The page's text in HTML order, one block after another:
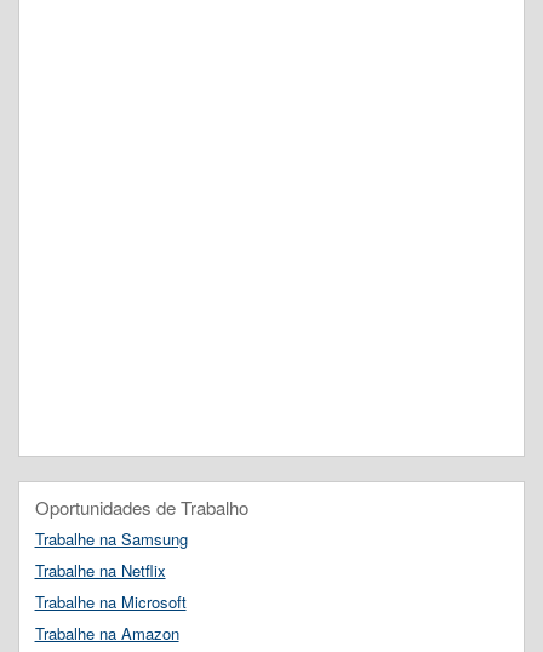
Oportunidades de Trabalho
Trabalhe na Samsung
Trabalhe na Netflix
Trabalhe na Microsoft
Trabalhe na Amazon